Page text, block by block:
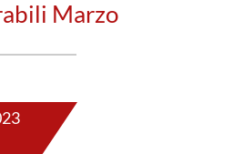
Marzo